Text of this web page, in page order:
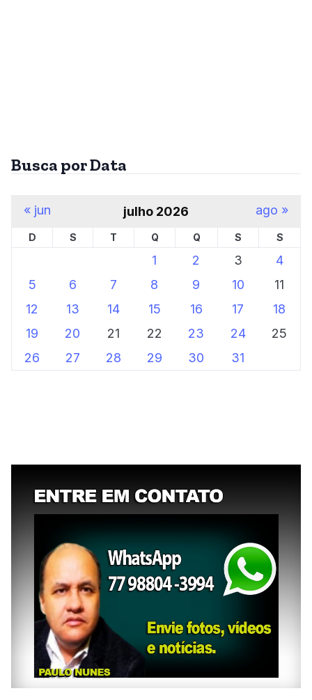
Busca por Data
julho 2026
D S T Q Q S S
1 2 3
4
5
6 7 8 9 10
11
12
13 14 15 16 17
18
19
20 21 22 23 24
25
26
27 28 29 30 31
« jun ago »